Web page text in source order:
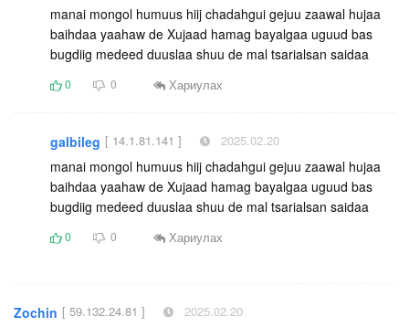
manai mongol humuus hiij chadahgui gejuu zaawal hujaa
baihdaa yaahaw de Xujaad hamag bayalgaa uguud bas
bugdiig medeed duuslaa shuu de mal tsarialsan saidaa
0 0 Хариулах
galbileg [ 14.1.81.141 ] 2025.02.20
manai mongol humuus hiij chadahgui gejuu zaawal hujaa
baihdaa yaahaw de Xujaad hamag bayalgaa uguud bas
bugdiig medeed duuslaa shuu de mal tsarialsan saidaa
0 0 Хариулах
Zochin [ 59.132.24.81 ] 2025.02.20